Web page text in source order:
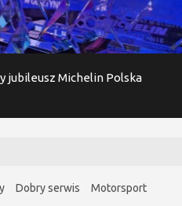
jubileusz Michelin Polska
Dobry serwis
Motorsport